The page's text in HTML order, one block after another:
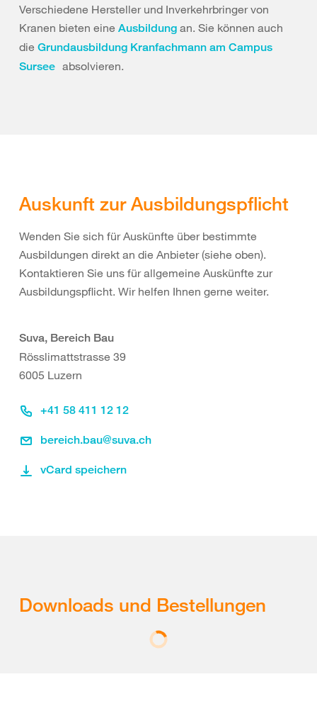
Verschiedene Hersteller und Inverkehrbringer von
Kranen bieten eine Ausbildung an. Sie können auch
die Grundausbildung Kranfachmann am Campus
Sursee absolvieren.
Auskunft zur Ausbildungspflicht
Wenden Sie sich für Auskünfte über bestimmte
Ausbildungen direkt an die Anbieter (siehe oben).
Kontaktieren Sie uns für allgemeine Auskünfte zur
Ausbildungspflicht. Wir helfen Ihnen gerne weiter.
Suva, Bereich Bau
Rösslimattstrasse 39
6005 Luzern
+41 58 411 12 12
bereich.bau@suva.ch
vCard speichern
Downloads und Bestellungen